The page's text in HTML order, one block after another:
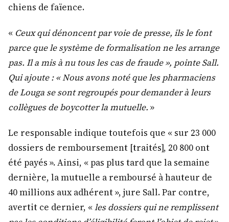
chiens de faïence.
« Ceux qui dénoncent par voie de presse, ils le font
parce que le système de formalisation ne les arrange
pas. Il a mis à nu tous les cas de fraude », pointe Sall.
Qui ajoute : « Nous avons noté que les pharmaciens
de Louga se sont regroupés pour demander à leurs
collègues de boycotter la mutuelle. »
Le responsable indique toutefois que « sur 23 000
dossiers de remboursement [traités], 20 800 ont
été payés ». Ainsi, « pas plus tard que la semaine
dernière, la mutuelle a remboursé à hauteur de
40 millions aux adhérent », jure Sall. Par contre,
avertit ce dernier, «les dossiers qui ne remplissent